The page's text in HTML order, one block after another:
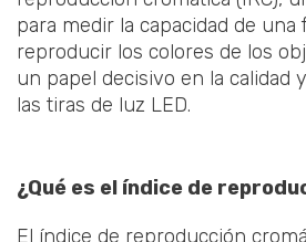
para medir la capacidad de
reproducir los colores de los
un papel decisivo en la calidad
las tiras de luz LED.
¿Qué es el índice de
El índice de reproducción